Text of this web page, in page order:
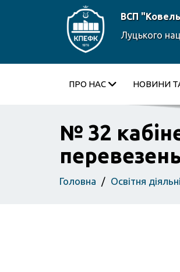
ВСП
Луцького
ПРО НАС НОВИНИ
№ 32
Головна Освітня